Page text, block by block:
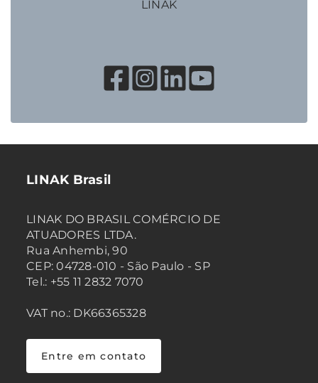
LINAK
LINAK Brasil
LINAK DO BRASIL COMÉRCIO DE
ATUADORES LTDA.
Rua Anhembi, 90
CEP: 04728-010 - São Paulo - SP
Tel.: +55 11 2832 7070
VAT no.: DK66365328
Entre em contato